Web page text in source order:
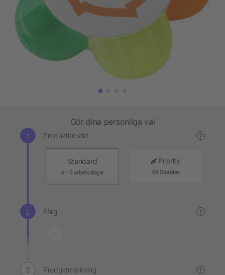
Gör dina personliga val
Produktionstid ?
Standard
4 - 6 arbetsdagar
Priority
48 Stunden
Färg ?
Produktmärkning ?